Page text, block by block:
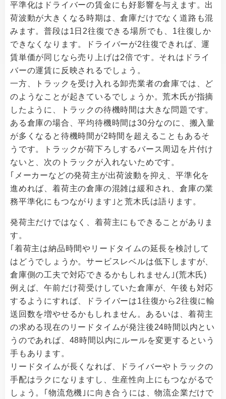
平準化はドライバーの賃金にも好影響を与えます。出
荷波動が大きくなる時期は、倉庫だけでなく道路も混
みます。普段は1日2往復できる場所でも、1往復しか
できなくなります。ドライバーが2往復できれば、運
賃単価が同じなら売り上げは2倍です。それはドライ
バーの運賃に反映されるでしょう。
一方、トラックを受け入れる卸売業者の倉庫では、ど
のようなことが起きているでしょうか。荒木氏が指摘
したように、トラックの待機時間は大きな問題です。
ある倉庫の場合、平均待機時間は30分なのに、搬入量
が多くなると待機時間が2時間を超えることもあるそ
うです。トラックが荷下ろしするバース周辺を片付け
ないと、次のトラックが入れないためです。
｢メーカーなどの発荷主が出荷波動を抑え、平準化を
進めれば、着荷主の倉庫の混雑は緩和され、倉庫の業
務平準化にもつながります｣と荒木氏は語ります。
発荷主だけではなく、着荷主にもできることがありま
す。
｢着荷主は納品時間やリードタイムの延長を検討して
はどうでしょうか。サービスレベルは低下しますが、
倉庫側の工夫で対応できるかもしれません｣(荒木氏)
例えば、午前だけ荷受けしていた倉庫が、午後も対応
するようにすれば、ドライバーは1往復から2往復に輸
送回数を増やせるかもしれません。あるいは、着荷主
の求める現在のリードタイムが発注後24時間以内とい
うのであれば、48時間以内にルールを変更するという
手もあります。
リードタイムが長くなれば、ドライバーやトラックの
手配はラクになりますし、生産性向上にもつながるで
しょう。｢物流危機｣に向き合うには、物流企業だけで